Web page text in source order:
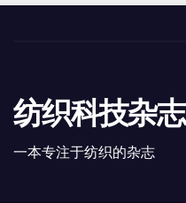
纺织科技杂志
一本专注于纺织的杂志